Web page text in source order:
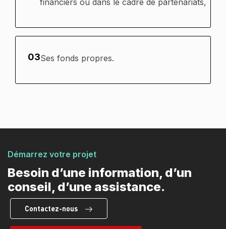
financiers ou dans le cadre de partenariats,
03Ses fonds propres.
Démarrez votre projet
Besoin d’une information, d’un
conseil, d’une assistance.
Contactez-nous